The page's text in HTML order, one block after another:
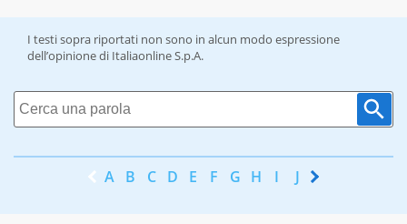
I testi sopra riportati non sono in alcun modo espressione
dell’opinione di Italiaonline S.p.A.
A B C D E F G H I J K